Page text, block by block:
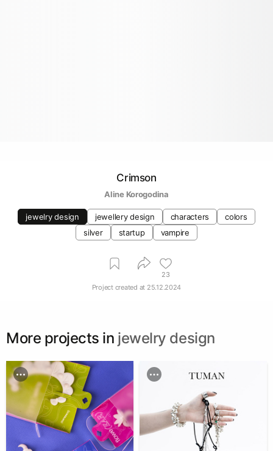
Crimson
Aline Korogodina
jewelry design jewellery design characters
colors
silver
startup vampire
23
Project created at 25.12.2024
More projects in jewelry design